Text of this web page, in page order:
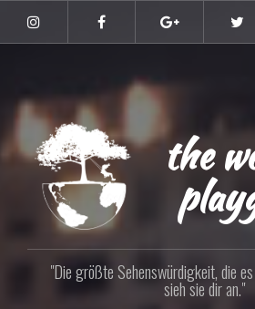
Inhalt
springen
Instagram Facebook
the
"Die größte Sehenswürdigkeit, die
sieh sie dir an."